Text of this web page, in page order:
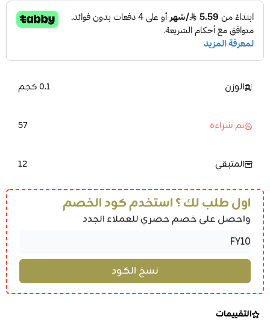
الوزن 0.1 كجم
تم شراءه 57
المتبقي 12
اول طلب لك ؟ استخدم كود الخصم
واحصل على خصم حصري للعملاء الجدد
التقييمات